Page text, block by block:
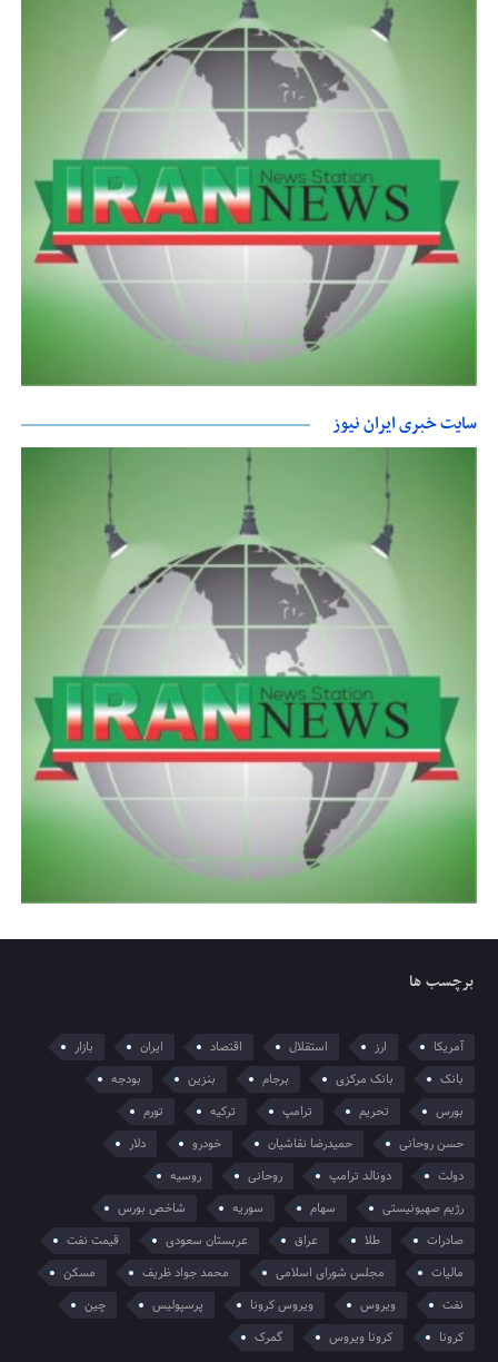
سایت خبری ایران نیوز
برچسب ها
آمریکا ارز استقلال اقتصاد ایران
بازار
بانک
بانک مرکزی برجام بنزین
بودجه
بورس
تحریم ترامپ ترکیه
تورم
حسن روحانی
حمیدرضا نقاشیان خودرو
دلار
دولت
دونالد ترامپ روحانی
روسیه
رژیم صهیونیستی
سهام سوریه
شاخص بورس
صادرات
طلا عراق عربستان سعودی
قیمت نفت
مالیات
مجلس شورای اسلامی محمد جواد ظریف
مسکن
نفت
ویروس ویروس کرونا پرسپولیس
چین
کرونا
کرونا ویروس گمرک